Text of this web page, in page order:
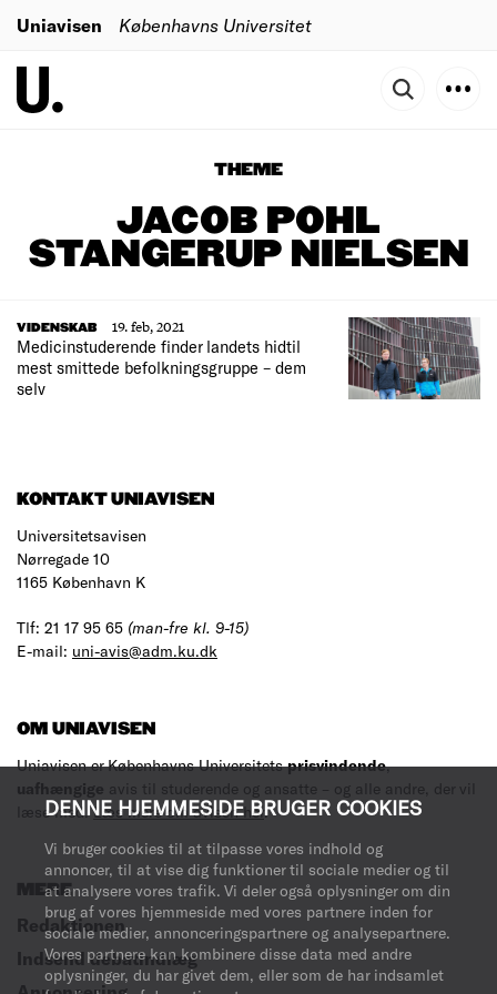
DENNE HJEMMESIDE BRUGER COOKIES
Vi bruger cookies til at tilpasse vores indhold og
annoncer, til at vise dig funktioner til sociale medier og til
at analysere vores trafik. Vi deler også oplysninger om din
brug af vores hjemmeside med vores partnere inden for
sociale medier, annonceringspartnere og analysepartnere.
Vores partnere kan kombinere disse data med andre
oplysninger, du har givet dem, eller som de har indsamlet
Uniavisen Københavns Universitet
THEME
JACOB POHL
STANGERUP NIELSEN
VIDENSKAB
19. feb, 2021
Medicinstuderende finder landets hidtil
mest smittede befolkningsgruppe – dem
selv
KONTAKT UNIAVISEN
Universitetsavisen
Nørregade 10
1165 København K
Tlf: 21 17 95 65 (man-fre kl. 9-15)
E-mail: uni-avis@adm.ku.dk
OM UNIAVISEN
Uniavisen er Københavns Universitetsprisvindende,
uafhængige avis til studerende og ansatte – og alle andre, der vil
læse med.Læs mere om avisen her.
MERE
Redaktionen
Indsend debatindlæg